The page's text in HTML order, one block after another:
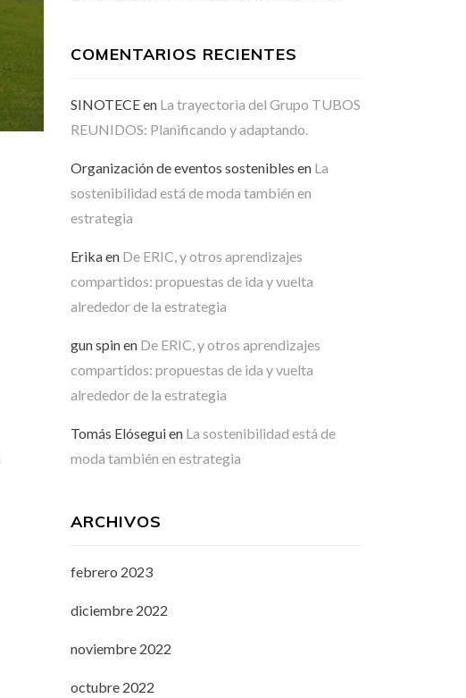
COMENTARIOS RECIENTES
SINOTECEen La trayectoria del Grupo TUBOS
REUNIDOS: Planificando y adaptando.
Organización de eventos sostenibles en La
sostenibilidad está de moda también en
estrategia
Erikaen De ERIC, y otros aprendizajes
compartidos: propuestas de ida y vuelta
alrededor de la estrategia
gun spinen De ERIC, y otros aprendizajes
compartidos: propuestas de ida y vuelta
alrededor de la estrategia
Tomás Elóseguien La sostenibilidad está de
moda también en estrategia
ARCHIVOS
febrero 2023
diciembre 2022
noviembre 2022
octubre 2022